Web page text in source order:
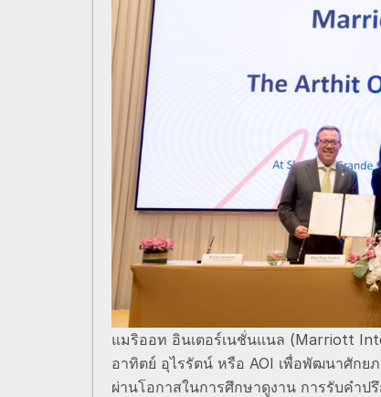
แมริออท อินเตอร์เนชั่นแนล (Marriott
อาทิตย์ อุไรรัตน์ หรือ AOI เพื่อพัฒนาศักย
ผ่านโอกาสในการศึกษาดูงาน การรับคำป